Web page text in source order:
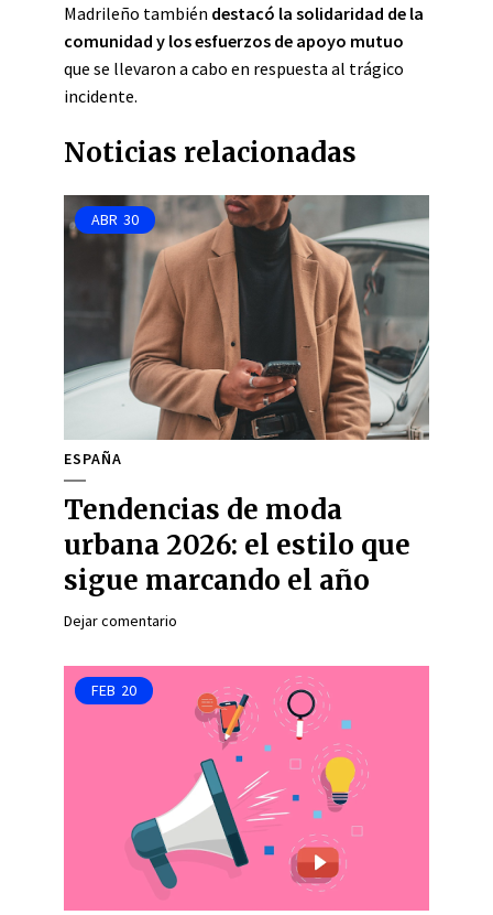
Madrileño también destacó la solidaridad de la
comunidad y los esfuerzos de apoyo mutuo
que se llevaron a cabo en respuesta al trágico
incidente.
Noticias relacionadas
ABR 30
ESPAÑA
Tendencias de moda
urbana 2026: el estilo que
sigue marcando el año
Dejar comentario
FEB 20